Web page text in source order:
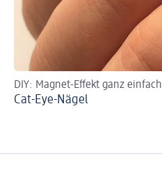
DIY: Magnet-Effekt ganz einfach
Cat-Eye-Nägel